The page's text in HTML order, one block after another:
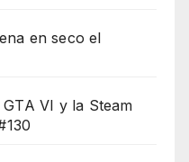
en seco el
VI y la Steam